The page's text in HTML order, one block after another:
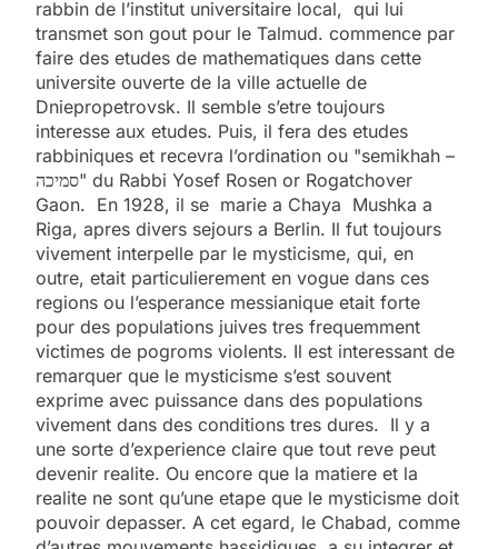
rabbin de l’institut universitaire local, qui lui
transmet son gout pour le Talmud. commence par
faire des etudes de mathematiques dans cette
universite ouverte de la ville actuelle de
Dniepropetrovsk. Il semble s’etre toujours
interesse aux etudes. Puis, il fera des etudes
rabbiniques et recevra l’ordination ou "semikhah –
סמיכה" du Rabbi Yosef Rosen or Rogatchover
Gaon. En 1928, il se marie a Chaya Mushka a
Riga, apres divers sejours a Berlin. Il fut toujours
vivement interpelle par le mysticisme, qui, en
outre, etait particulierement en vogue dans ces
regions ou l’esperance messianique etait forte
pour des populations juives tres frequemment
victimes de pogroms violents. Il est interessant de
remarquer que le mysticisme s’est souvent
exprime avec puissance dans des populations
vivement dans des conditions tres dures. Il y a
une sorte d’experience claire que tout reve peut
devenir realite. Ou encore que la matiere et la
realite ne sont qu’une etape que le mysticisme doit
pouvoir depasser. A cet egard, le Chabad, comme